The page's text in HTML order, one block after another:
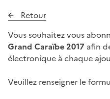
Retour
Vous souhaitez vous
Grand Caraïbe 2017 afin
électronique à chaque
Veuillez renseigner le